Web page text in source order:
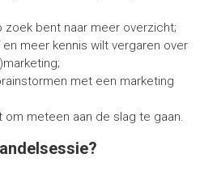
zoek bent naar meer overzicht;
meer kennis wilt vergaren over
met een marketing
meteen aan de slag te gaan.